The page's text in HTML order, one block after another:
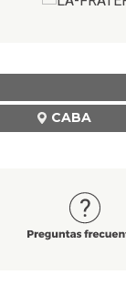
CABA